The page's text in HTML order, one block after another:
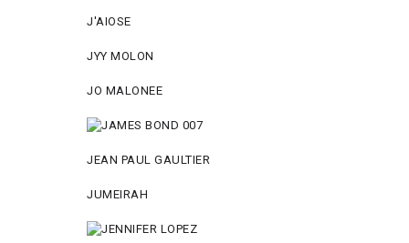
J'AIOSE
JYY МОLON
JO MАLОNEE
JEAN PAUL GAULTIER
JUMEIRAH